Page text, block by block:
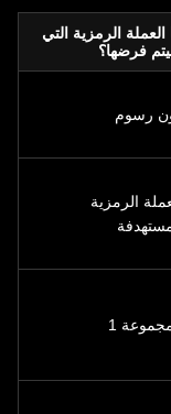
العملة الرمزية التي
فرضها؟
رسوم
الرمزية
1